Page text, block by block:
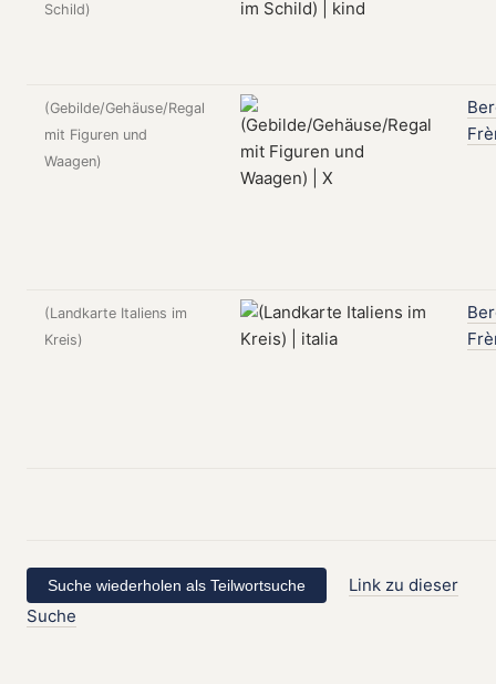
Schild)
(Gebilde/Gehäuse/Regal
mit Figuren und
Waagen)
(Landkarte Italiens im
Kreis)
Link zu dieser
Suche